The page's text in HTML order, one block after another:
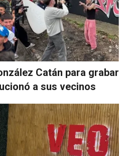
Catán para grabar
a sus vecinos